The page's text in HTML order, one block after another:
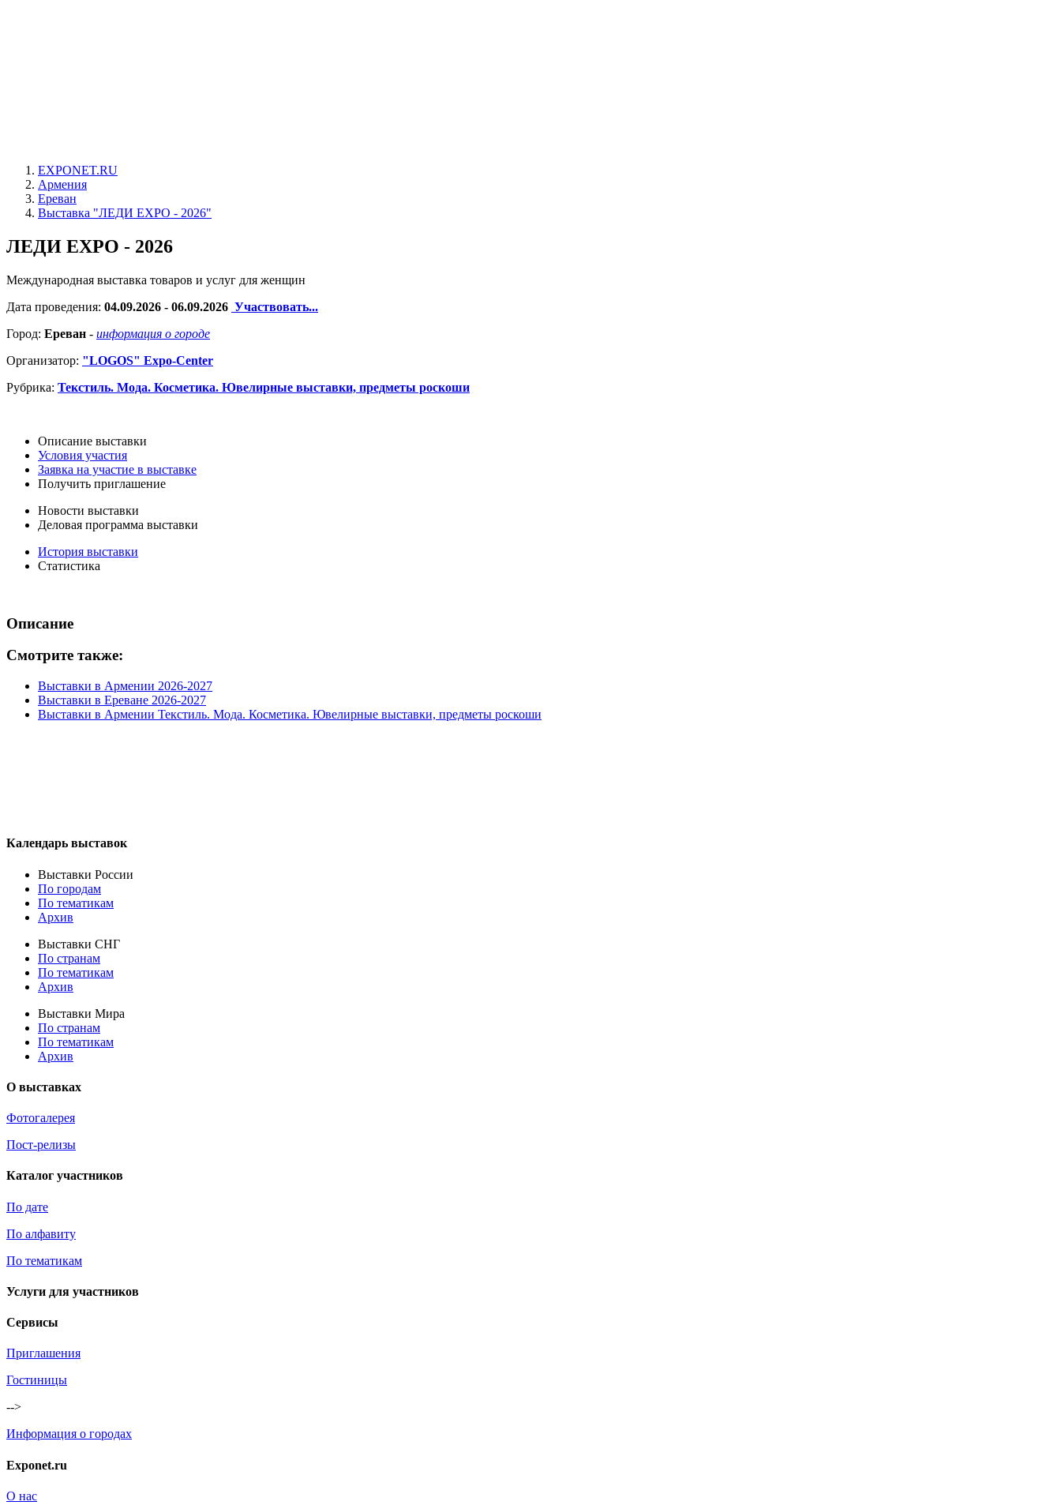
EXPONET.RU
Армения
Ереван
Выставка "ЛЕДИ EXPO - 2026"
ЛЕДИ EXPO - 2026
Международная выставка товаров и услуг для женщин
Дата проведения: 04.09.2026 - 06.09.2026 Участвовать...
Город: Ереван - информация о городе
Организатор: "LOGOS" Expo-Center
Рубрика: Текстиль. Мода. Косметика. Ювелирные выставки, предметы роскоши
Описание выставки
Условия участия
Заявка на участие в выставке
Получить приглашение
Новости выставки
Деловая программа выставки
История выставки
Статистика
Описание
Смотрите также:
Выставки в Армении 2026-2027
Выставки в Ереване 2026-2027
Выставки в Армении Текстиль. Мода. Косметика. Ювелирные выставки, предметы роскоши
Календарь выставок
Выставки России
По городам
По тематикам
Архив
Выставки СНГ
По странам
По тематикам
Архив
Выставки Мира
По странам
По тематикам
Архив
О выставках
Фотогалерея
Пост-релизы
Каталог участников
По дате
По алфавиту
По тематикам
Услуги для участников
Сервисы
Приглашения
Гостиницы
-->
Информация о городах
Exponet.ru
О нас